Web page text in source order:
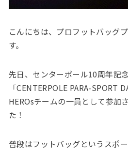
こんにちは、プロフットバッグ
す。
先日、センターポール10周年記
「CENTERPOLE PARA-SPORT
HEROsチームの一員として参加
た！
普段はフットバッグというスポ